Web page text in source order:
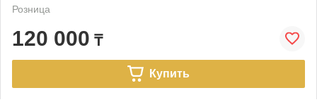
Розница
120 000 ₸
Купить